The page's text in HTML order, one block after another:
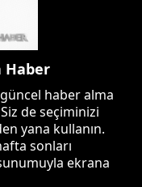
Haber
haber alma
de seçiminizi
yana kullanın.
sonları
ekrana